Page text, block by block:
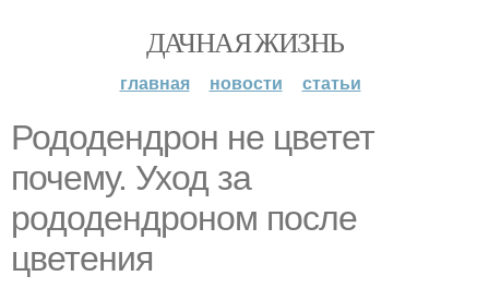
ДАЧНАЯ ЖИЗНЬ
главная новости статьи
Рододендрон не цветет
почему. Уход за
рододендроном после
цветения